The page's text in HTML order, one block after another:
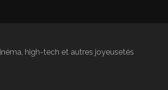
high-tech et autres joyeusetés